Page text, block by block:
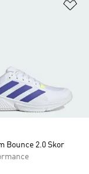
Bounce 2.0 Skor